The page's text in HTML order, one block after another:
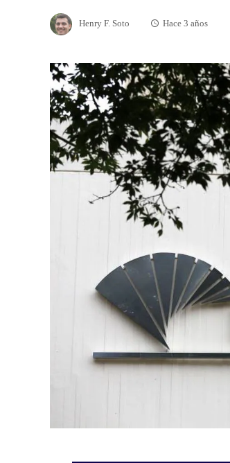
Henry F. Soto Hace 3 años